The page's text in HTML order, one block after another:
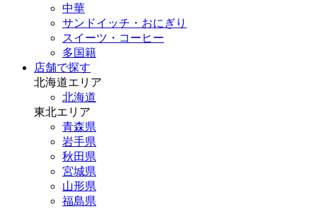
中華
サンドイッチ・おにぎり
スイーツ・コーヒー
多国籍
店舗で探す
北海道エリア
北海道
東北エリア
青森県
岩手県
秋田県
宮城県
山形県
福島県